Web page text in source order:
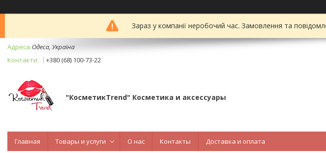
Зараз у компанії неробочий час. Замовлення та
Одеса, Україна
+380 (68) 100-73-22
"КосметикTrend" Косметика и аксессуары
Главная Товары и услуги О нас Контакты Доставка и оплата